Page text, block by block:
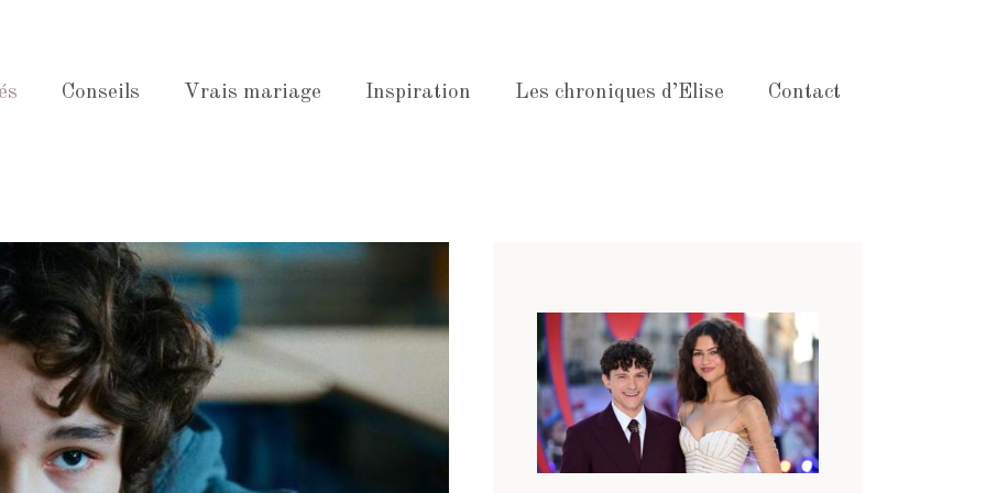
Conseils Vrais mariage Inspiration Les chroniques d’Elise Contact